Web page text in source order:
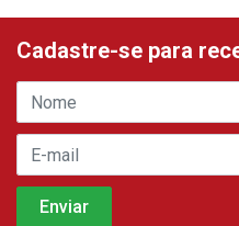
Cadastre-se para